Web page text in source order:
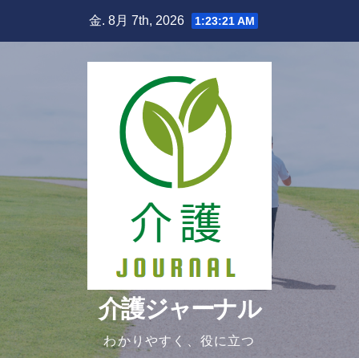
金. 8月 7th, 2026 1:23:22 AM
介護ジャーナル
わかりやすく、役に立つ